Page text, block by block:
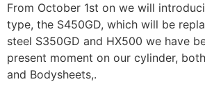
From October 1st on we will
type, the S450GD, which will be
steel S350GD and HX500 we have
present moment on our cylinder,
and Bodysheets,.